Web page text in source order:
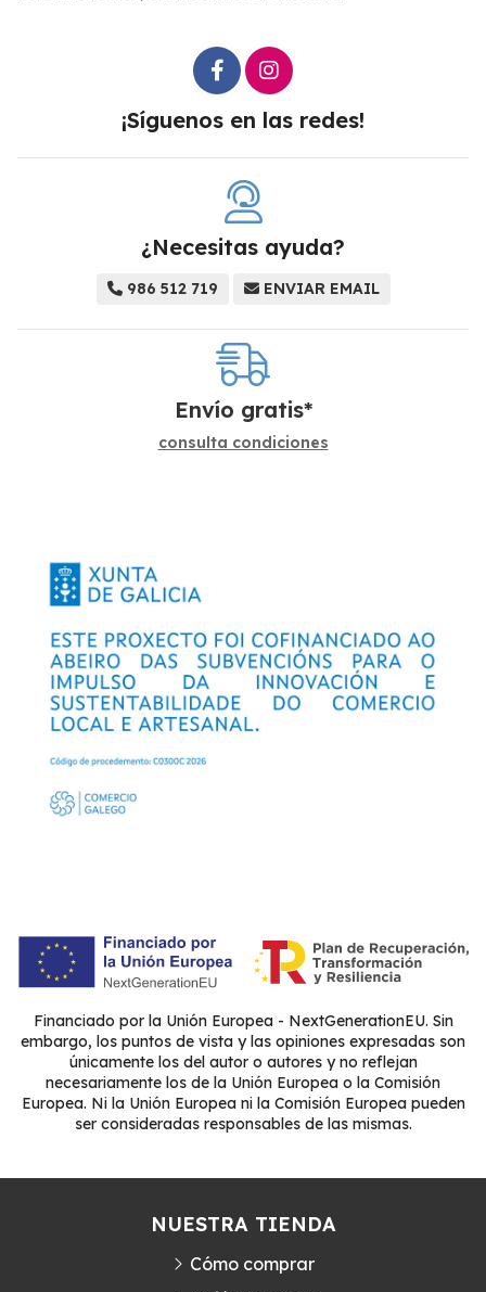
¡Síguenos en las redes!
¿Necesitas ayuda?
986 512 719 ENVIAR EMAIL
Envío gratis*
consulta condiciones
Financiado por la Unión Europea - NextGenerationEU. Sin
embargo, los puntos de vista y las opiniones expresadas son
únicamente los del autor o autores y no reflejan
necesariamente los de la Unión Europea o la Comisión
Europea. Ni la Unión Europea ni la Comisión Europea pueden
ser consideradas responsables de las mismas.
NUESTRA TIENDA
Cómo comprar